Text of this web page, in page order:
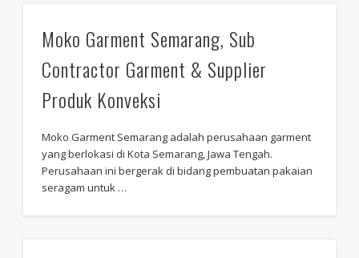
Moko Garment Semarang, Sub
Contractor Garment & Supplier
Produk Konveksi
Moko Garment Semarang adalah perusahaan garment
yang berlokasi di Kota Semarang, Jawa Tengah.
Perusahaan ini bergerak di bidang pembuatan pakaian
seragam untuk …